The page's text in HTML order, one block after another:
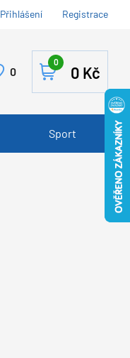
Přihlášení Registrace
0 0 Kč
0
Sport